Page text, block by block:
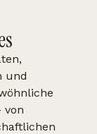
und
von